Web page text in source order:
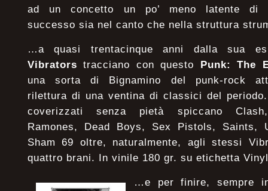
ad un concetto un po’ meno latente di
successo sia nel canto che nella struttura
…a quasi trentacinque anni dalla sua
Vibrators tracciano con questo Punk: The
una sorta di Bignamino del punk-rock
rilettura di una ventina di classici del
coverizzati senza pietà spiccano
Ramones, Dead Boys, Sex Pistols, Saints,
Sham 69 oltre, naturalmente, agli stessi
quattro brani. In vinile 180 gr. su etichetta
…e per finire, sempre